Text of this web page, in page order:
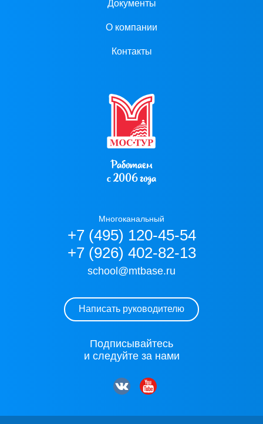
Документы
О компании
Контакты
Работаем
с 2006 года
Многоканальный
+7 (495) 120-45-54
+7 (926) 402-82-13
school@mtbase.ru
Написать руководителю
Подписывайтесь
и следуйте за нами